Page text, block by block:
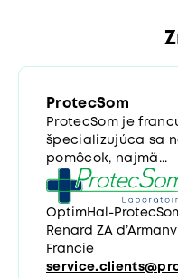
ProtecSom
ProtecSom je
špecializujúca sa
pomôcok, najmä...
OptimHal-
Renard ZA
Francie